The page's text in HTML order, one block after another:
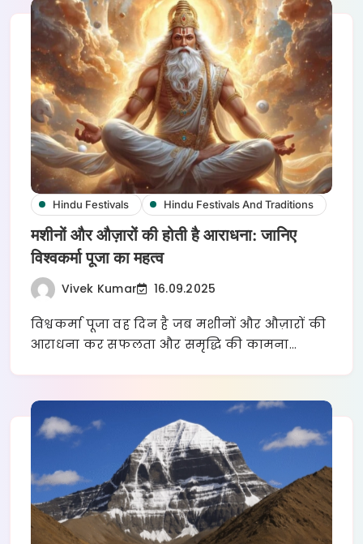
Hindu Festivals Hindu Festivals And Traditions
मशीनों और औज़ारों की होती है आराधना: जानिए
विश्वकर्मा पूजा का महत्व
Vivek Kumar 16.09.2025
विश्वकर्मा पूजा वह दिन है जब मशीनों और औज़ारों की
आराधना कर सफलता और समृद्धि की कामना…